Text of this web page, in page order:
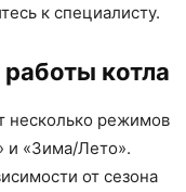
к специалисту.
котла
несколько режимов
и «Зима/Лето».
от сезона